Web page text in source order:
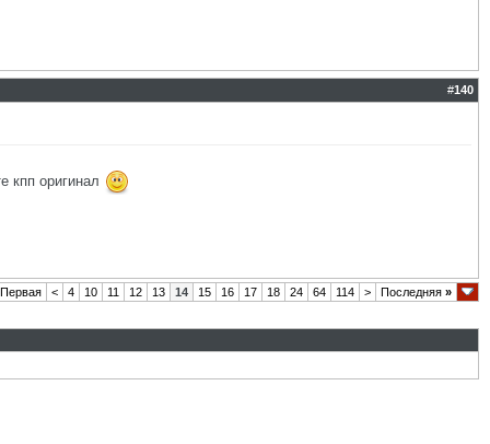
#140
кпп оригинал
Первая < 4 10 11 12 13 14 15 16 17 18 24 64 114 > Последняя »